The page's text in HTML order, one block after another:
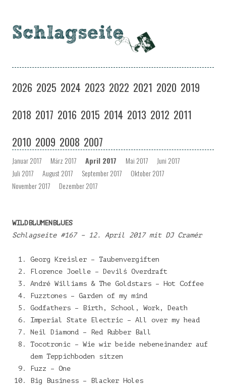
Zum
springen
2026 2025 2024 2023 2022 2021 2020 2019
2018 2017 2016 2015 2014 2013 2012 2011
2010 2009 2008 2007
Januar 2017 März 2017 April 2017 Mai 2017
Juni 2017
Juli 2017
August 2017 September 2017
Oktober 2017
November 2017
Dezember 2017
WILDBLUMENBLUES
Schlagseite #167 – 12. April 2017 mit DJ Cramér
Georg Kreisler – Taubenvergiften
Florence Joelle – Devilś Overdraft
André Williams & The Goldstars – Hot Coffee
Fuzztones – Garden of my mind
Godfathers – Birth, School, Work, Death
Imperial State Electric – All over my head
Neil Diamond – Red Rubber Ball
Tocotronic – Wie wir beide nebeneinander auf
dem Teppichboden sitzen
Fuzz – One
Big Business – Blacker Holes